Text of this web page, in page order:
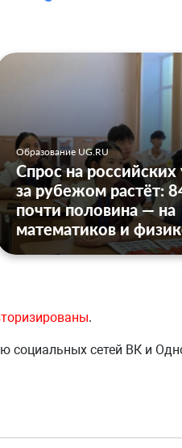
Образование UG.RU
Спрос на российских
за рубежом растёт:
почти половина — на
математиков и
.
социальных сетей ВК и